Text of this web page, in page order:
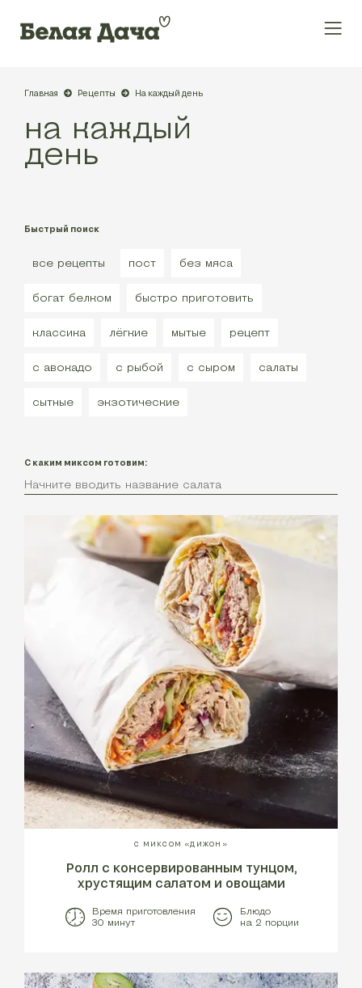
Главная Рецепты На каждый день
на каждый
день
Быстрый поиск
все рецепты пост без мяса
богат белком быстро приготовить
классика лёгкие мытые рецепт
с авокадо с рыбой с сыром салаты
сытные экзотические
С каким миксом готовим:
С МИКСОМ «ДИЖОН»
Ролл с консервированным тунцом,
хрустящим салатом и овощами
Время приготовления
30 минут
Блюдо
на 2 порции